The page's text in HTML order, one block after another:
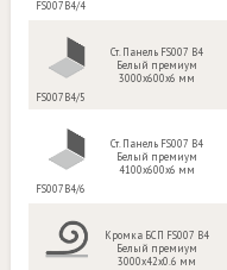
FS007B4/4
FS007B4/5
Ст. Панель FS007 B4
Белый премиум
3000х600х6 мм
FS007B4/6
Ст. Панель FS007 B4
Белый премиум
4100х600х6 мм
Кромка БСП FS007 B4
Белый премиум
3000х42х0.6 мм